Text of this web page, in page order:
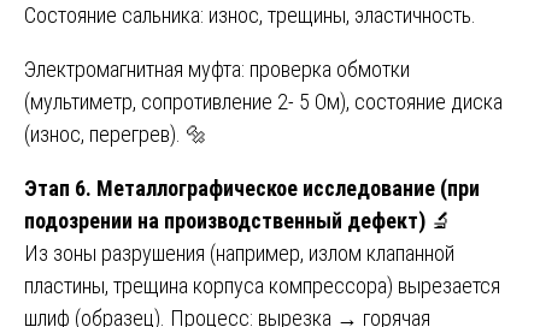
Состояние сальника: износ, трещины, эластичность.
Электромагнитная муфта: проверка обмотки
(мультиметр, сопротивление 2- 5 Ом), состояние диска
(износ, перегрев). 🔩
Этап 6. Металлографическое исследование (при
подозрении на производственный дефект) 🔬
Из зоны разрушения (например, излом клапанной
пластины, трещина корпуса компрессора) вырезается
шлиф (образец). Процесс: вырезка → горячая